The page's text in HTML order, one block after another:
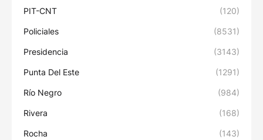
PIT-CNT (120)
Policiales (8531)
Presidencia (3143)
Punta Del Este (1291)
Río Negro (984)
Rivera (168)
Rocha (143)